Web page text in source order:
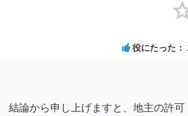
更新時に更新料の上乗せを要求した
役にたった
結論から申し上げますと、地主の許可